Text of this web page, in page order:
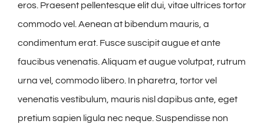
eros. Praesent pellentesque elit dui, vitae ultrices tortor
commodo vel. Aenean at bibendum mauris, a
condimentum erat. Fusce suscipit augue et ante
faucibus venenatis. Aliquam et augue volutpat, rutrum
urna vel, commodo libero. In pharetra, tortor vel
venenatis vestibulum, mauris nisl dapibus ante, eget
pretium sapien ligula nec neque. Suspendisse non